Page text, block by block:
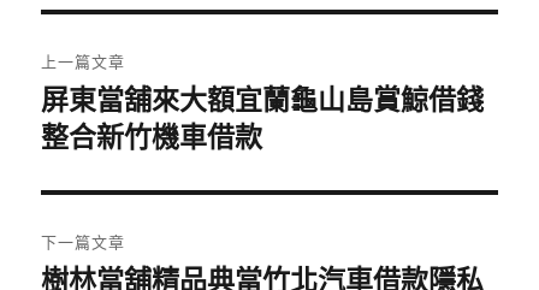
章
導
覽
上一篇文章
上
一
文
章:
屏東當舖來大額宜蘭龜山島賞鯨借錢
整合新竹機車借款
下一篇文章
下
樹林當舖精品典當竹北汽車借款隱私